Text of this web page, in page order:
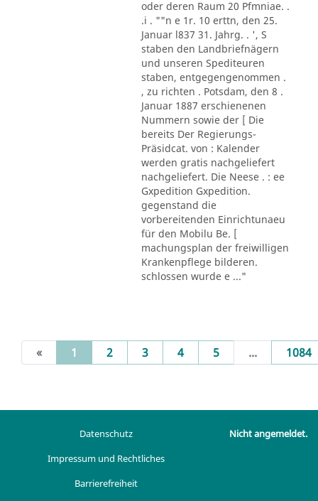
oder deren Raum 20 Pfmniae. .
.i . ""n e 1r. 10 erttn, den 25.
Januar l837 31. Jahrg. . ', S
staben den Landbriefnägern
und unseren Spediteuren
staben, entgegengenommen .
, zu richten . Potsdam, den 8 .
Januar 1887 erschienenen
Nummern sowie der [ Die
bereits Der Regierungs-
Präsidcat. von : Kalender
werden gratis nachgeliefert
nachgeliefert. Die Neese . : ee
Gxpedition Gxpedition.
gegenstand die
vorbereitenden Einrichtunaeu
für den Mobilu Be. [
machungsplan der freiwilligen
Krankenpflege bilderen.
schlossen wurde e ..."
« 1 (current)
2 3 4 5 ... 1084
Datenschutz
Impressum und Rechtliches
Barrierefreiheit
Nicht angemeldet.